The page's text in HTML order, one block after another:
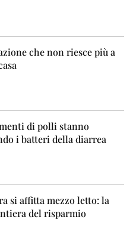
che non riesce più a
di polli stanno
i batteri della diarrea
si affitta mezzo letto: la
del risparmio